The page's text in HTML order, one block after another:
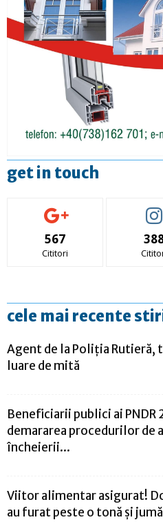
get in touch
567
Cititori
cele mai recente
Agent de la Poliția Rutieră,
luare de mită
Beneficiarii publici ai
demararea procedurilor de
încheierii...
Viitor alimentar asigurat!
au furat peste o tonă şi